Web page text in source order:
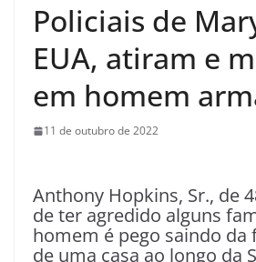
Policiais de
EUA, atiram e
em homem
11 de outubro de 2022
Anthony Hopkins, Sr., de
de ter agredido alguns
homem é pego saindo da
de uma casa ao longo da